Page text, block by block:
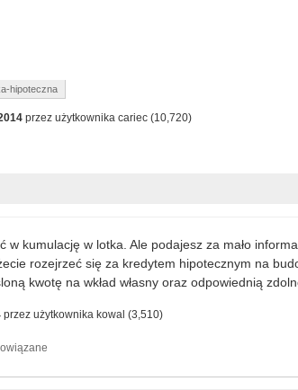
hipoteczna
przez użytkownika cariec (10,720)
w kumulację w lotka. Ale podajesz za mało
rozejrzeć się za kredytem hipotecznym na
kwotę na wkład własny oraz odpowiednią
przez użytkownika kowal (3,510)